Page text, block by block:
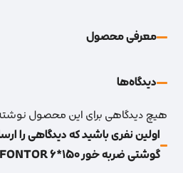
معرفی محصول
دیدگاه‌‌ها
هیچ دیدگاهی برای این محصول
اولین نفری باشید که دیدگاهی را
گوشتی ضربه خور 150*6 FONTOR”